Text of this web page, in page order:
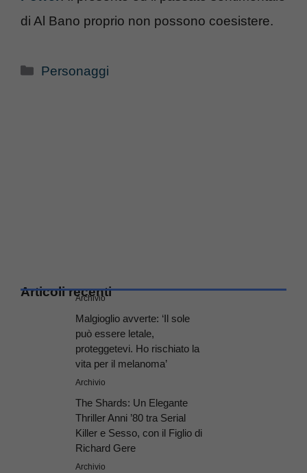
di Al Bano proprio non possono coesistere.
Categorie
Personaggi
Articoli recenti
Archivio
Malgioglio avverte: ‘Il sole
può essere letale,
proteggetevi. Ho rischiato la
vita per il melanoma’
Archivio
The Shards: Un Elegante
Thriller Anni ’80 tra Serial
Killer e Sesso, con il Figlio di
Richard Gere
Archivio